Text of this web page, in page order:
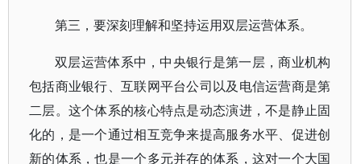
第三，要深刻理解和坚持运用双层运营体系。
双层运营体系中，中央银行是第一层，商业机构
包括商业银行、互联网平台公司以及电信运营商是第
二层。这个体系的核心特点是动态演进，不是静止固
化的，是一个通过相互竞争来提高服务水平、促进创
新的体系，也是一个多元并存的体系，这对一个大国